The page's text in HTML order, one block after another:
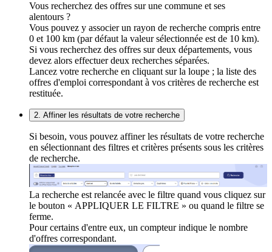
Vous recherchez des offres sur une commune et ses
alentours ?
Vous pouvez y associer un rayon de recherche compris entre
0 et 100 km (par défaut la valeur sélectionnée est de 10 km).
Si vous recherchez des offres sur deux départements, vous
devez alors effectuer deux recherches séparées.
Lancez votre recherche en cliquant sur la loupe ; la liste des
offres d'emploi correspondant à vos critères de recherche est
restituée.
2. Affiner les résultats de votre recherche
Si besoin, vous pouvez affiner les résultats de votre recherche
en sélectionnant des filtres et critères présents sous les critères
de recherche.
La recherche est relancée avec le filtre quand vous cliquez sur
le bouton « APPLIQUER LE FILTRE » ou quand le filtre se
ferme.
Pour certains d'entre eux, un compteur indique le nombre
d'offres correspondant.